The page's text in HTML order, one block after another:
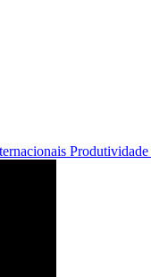
Produtividade